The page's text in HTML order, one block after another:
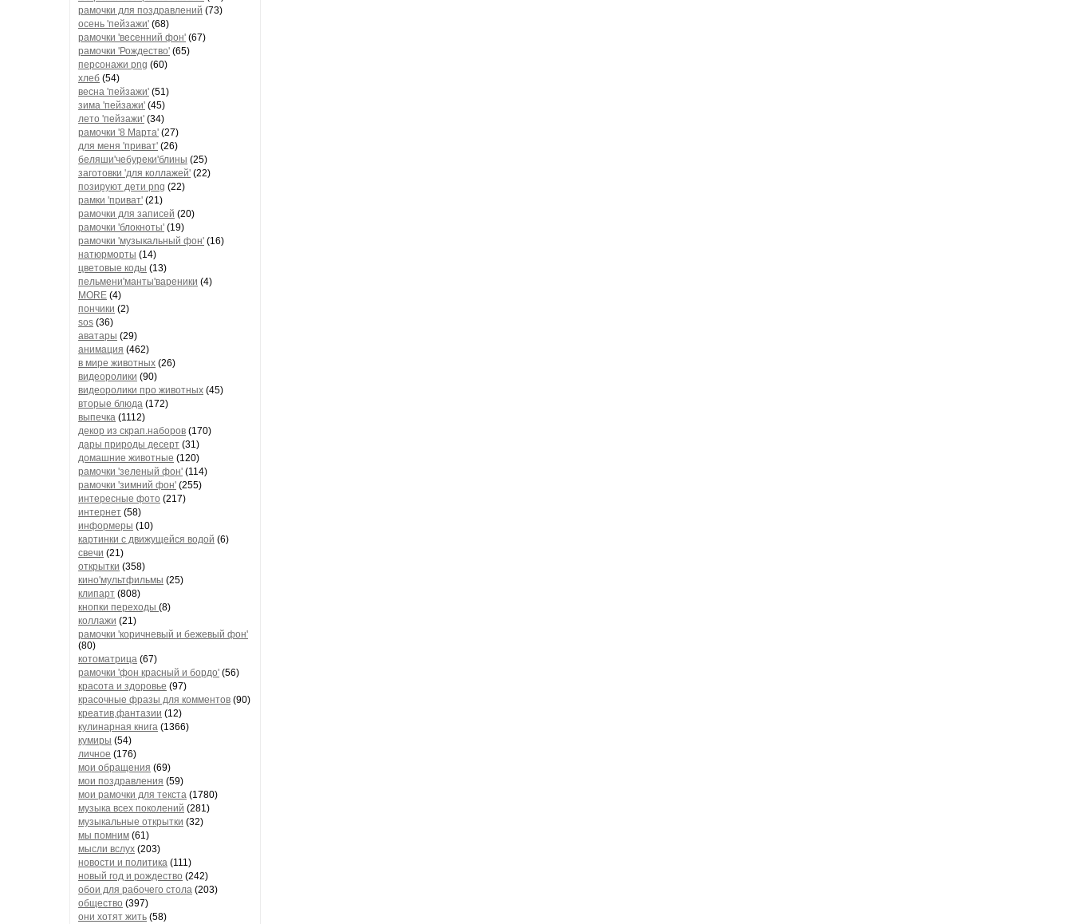
рамочки для поздравлений (73)
осень 'пейзажи' (68)
рамочки 'весенний фон' (67)
рамочки 'Рождество' (65)
персонажи png (60)
хлеб (54)
весна 'пейзажи' (51)
зима 'пейзажи' (45)
лето 'пейзажи' (34)
рамочки '8 Марта' (27)
для меня 'приват' (26)
беляши'чебуреки'блины (25)
заготовки 'для коллажей' (22)
позируют дети png (22)
рамки 'приват' (21)
рамочки для записей (20)
рамочки 'блокноты' (19)
рамочки 'музыкальный фон' (16)
натюрморты (14)
цветовые коды (13)
пельмени'манты'вареники (4)
MORE (4)
пончики (2)
sos (36)
аватары (29)
анимация (462)
в мире животных (26)
видеоролики (90)
видеоролики про животных (45)
вторые блюда (172)
выпечка (1112)
декор из скрап.наборов (170)
дары природы десерт (31)
домашние животные (120)
рамочки 'зеленый фон' (114)
рамочки 'зимний фон' (255)
интересные фото (217)
интернет (58)
информеры (10)
картинки с движущейся водой (6)
свечи (21)
открытки (358)
кино'мультфильмы (25)
клипарт (808)
кнопки переходы (8)
коллажи (21)
рамочки 'коричневый и бежевый фон'
(80)
котоматрица (67)
рамочки 'фон красный и бордо' (56)
красота и здоровье (97)
красочные фразы для комментов (90)
креатив,фантазии (12)
кулинарная книга (1366)
кумиры (54)
личное (176)
мои обращения (69)
мои поздравления (59)
мои рамочки для текста (1780)
музыка всех поколений (281)
музыкальные открытки (32)
мы помним (61)
мысли вслух (203)
новости и политика (111)
новый год и рождество (242)
обои для рабочего стола (203)
общество (397)
они хотят жить (58)